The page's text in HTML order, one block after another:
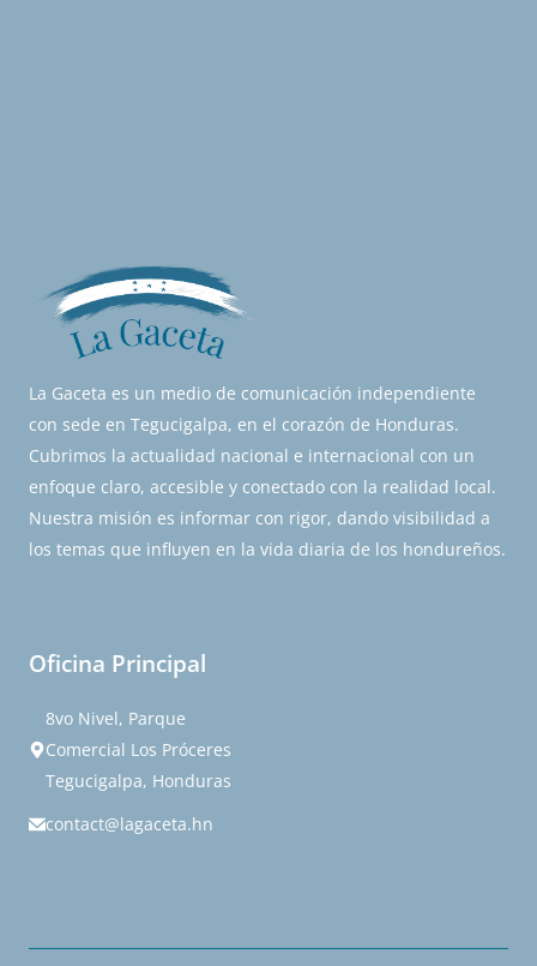
La Gaceta es un medio de comunicación independiente
con sede en Tegucigalpa, en el corazón de Honduras.
Cubrimos la actualidad nacional e internacional con un
enfoque claro, accesible y conectado con la realidad local.
Nuestra misión es informar con rigor, dando visibilidad a
los temas que influyen en la vida diaria de los hondureños.
Oficina Principal
8vo Nivel, Parque
Comercial Los Próceres
Tegucigalpa, Honduras
contact@lagaceta.hn